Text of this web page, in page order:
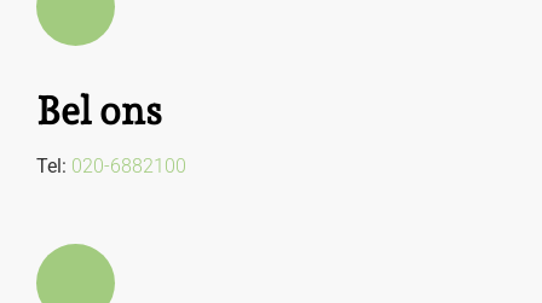
Bel ons
Tel: 020-6882100